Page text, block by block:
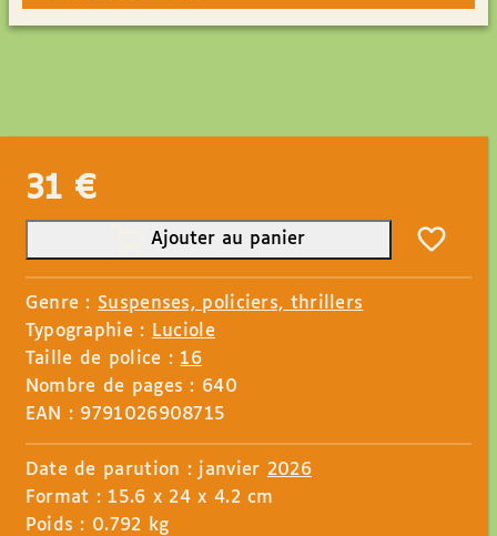
31 €
Ajouter au panier
Genre : Suspenses, policiers, thrillers
Typographie : Luciole
Taille de police : 16
Nombre de pages : 640
EAN : 9791026908715
Date de parution : janvier 2026
Format : 15.6 x 24 x 4.2 cm
Poids : 0.792 kg